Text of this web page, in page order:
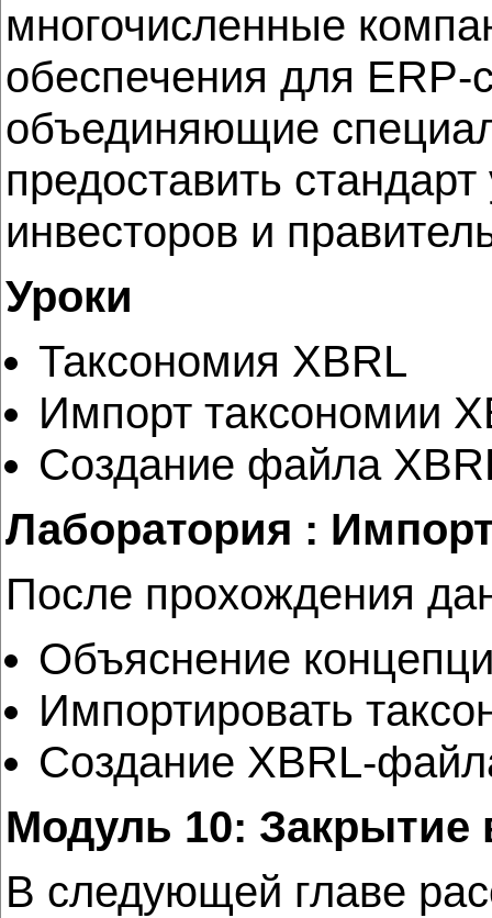
многочисленные
обеспечения для
объединяющие
предоставить
инвесторов и
Уроки
Таксономия XBRL
Импорт таксономии
Создание файла
Лаборатория :
После прохождения
Объяснение
Импортировать
Создание XBRL-
Модуль 10: Закрытие
В следующей главе